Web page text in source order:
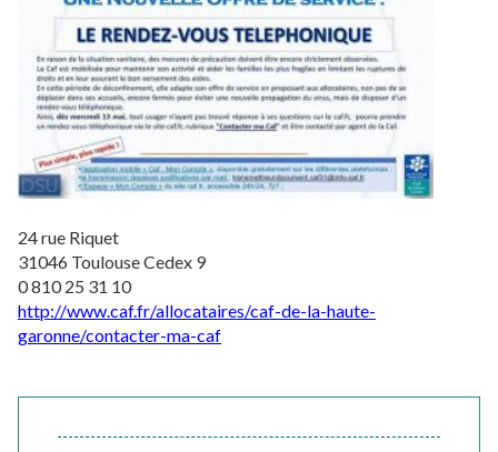
24 rue Riquet
31046 Toulouse Cedex 9
0 810 25 31 10
http://www.caf.fr/allocataires/caf-de-la-haute-
garonne/contacter-ma-caf